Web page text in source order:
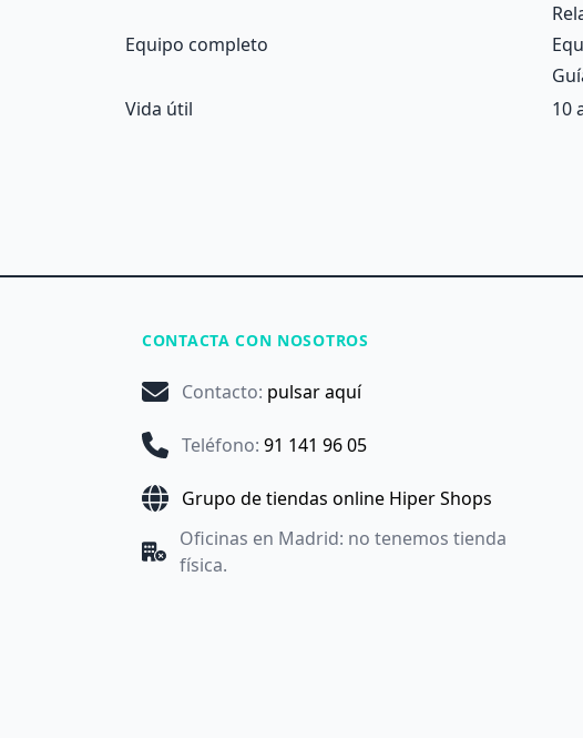
Equipo completo
Vida útil
10
CONTACTA CON NOSOTROS
Contacto: pulsar aquí
Teléfono: 91 141 96 05
Grupo de tiendas online Hiper Shops
Oficinas en Madrid: no tenemos tienda
física.